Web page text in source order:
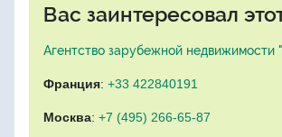
Вас заинтересовал
Агентство зарубежной недвижимости
Франция: +33 422840191
Москва: +7 (495) 266-65-87